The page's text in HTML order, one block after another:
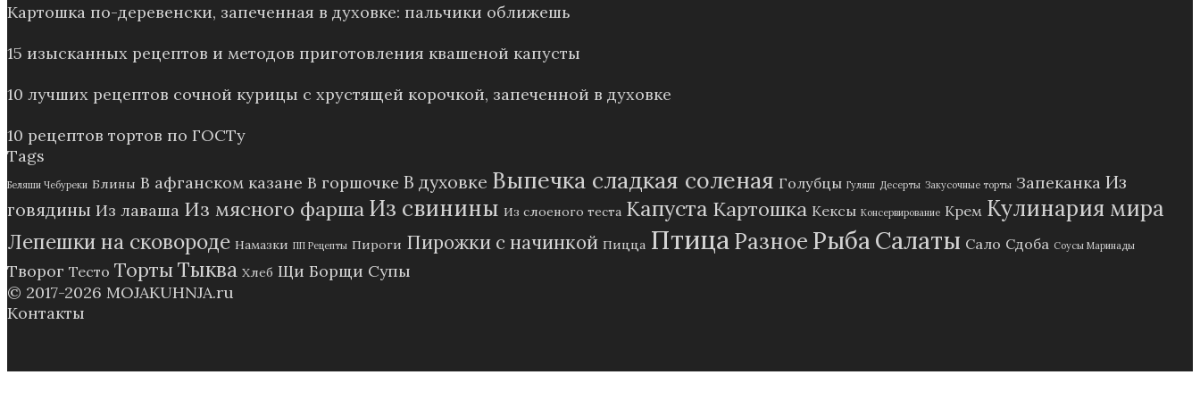
Картошка по-деревенски, запеченная в духовке: пальчики оближешь
15 изысканных рецептов и методов приготовления квашеной капусты
10 лучших рецептов сочной курицы с хрустящей корочкой, запеченной в духовке
10 рецептов тортов по ГОСТу
Tags
Беляши Чебуреки Блины В афганском казане В горшочке В духовке Выпечка сладкая соленая Голубцы Гуляш Десерты Закусочные торты Запеканка Из
говядины Из лаваша Из мясного фарша Из свинины Из слоеного теста Капуста Картошка Кексы Консервирование Крем Кулинария мира
Лепешки на сковороде Намазки ПП Рецепты Пироги Пирожки с начинкой Пицца Птица Разное Рыба Салаты Сало Сдоба Соусы Маринады
Творог Тесто ТортыТыква Хлеб Щи Борщи Супы
© 2017-2026 MOJAKUHNJA.ru
Контакты